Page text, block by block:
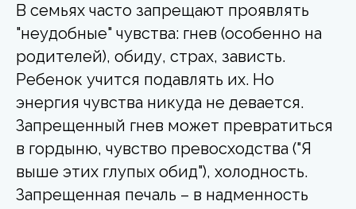
В семьях часто запрещают проявлять
"неудобные" чувства: гнев (особенно на
родителей), обиду, страх, зависть.
Ребенок учится подавлять их. Но
энергия чувства никуда не девается.
Запрещенный гнев может превратиться
в гордыню, чувство превосходства ("Я
выше этих глупых обид"), холодность.
Запрещенная печаль – в надменность